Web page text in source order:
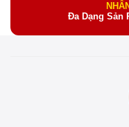
Đa Dạng Sản